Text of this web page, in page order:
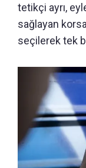
tetikçi ayrı,
sağlayan
seçilerek tek